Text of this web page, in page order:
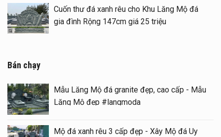
Ninh Bình
Cuốn thư đá xanh rêu cho Khu
gia đình Rộng 147cm giá 25
Bán chạy
Mẫu Lăng Mộ đá granite đẹp, cao cấp - Mẫu
Lăng Mộ đẹp #langmoda
Mộ đá xanh rêu 3 cấp đẹp - Xây Mộ đá Uy